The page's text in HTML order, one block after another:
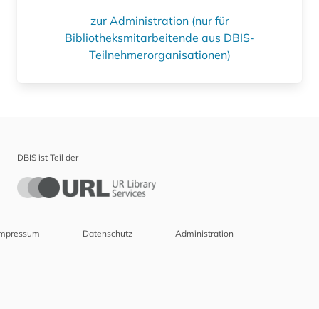
zur Administration (nur für
Bibliotheksmitarbeitende aus DBIS-
Teilnehmerorganisationen)
DBIS ist Teil der
Datenschutz Administration